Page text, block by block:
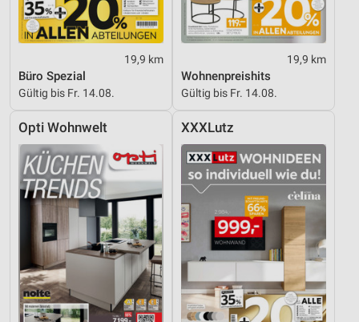
19,9 km
Büro Spezial
Gültig bis Fr. 14.08.
19,9 km
Wohnenpreishits
Gültig bis Fr. 14.08.
Opti Wohnwelt XXXLutz